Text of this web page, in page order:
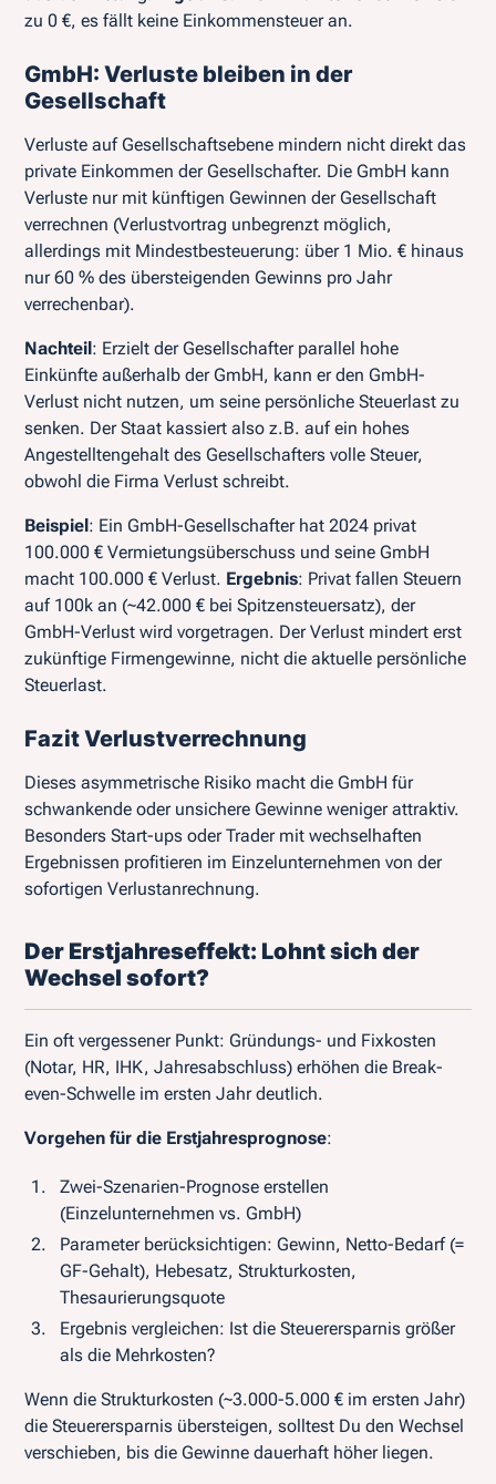
zu 0 €, es fällt keine Einkommensteuer an.
GmbH: Verluste bleiben in der
Gesellschaft
Verluste auf Gesellschaftsebene mindern nicht direkt das
private Einkommen der Gesellschafter. Die GmbH kann
Verluste nur mit künftigen Gewinnen der Gesellschaft
verrechnen (Verlustvortrag unbegrenzt möglich,
allerdings mit Mindestbesteuerung: über 1 Mio. € hinaus
nur 60 % des übersteigenden Gewinns pro Jahr
verrechenbar).
Nachteil: Erzielt der Gesellschafter parallel hohe
Einkünfte außerhalb der GmbH, kann er den GmbH-
Verlust nicht nutzen, um seine persönliche Steuerlast zu
senken. Der Staat kassiert also z.B. auf ein hohes
Angestelltengehalt des Gesellschafters volle Steuer,
obwohl die Firma Verlust schreibt.
Beispiel: Ein GmbH-Gesellschafter hat 2024 privat
100.000 € Vermietungsüberschuss und seine GmbH
macht 100.000 € Verlust. Ergebnis: Privat fallen Steuern
auf 100k an (~42.000 € bei Spitzensteuersatz), der
GmbH-Verlust wird vorgetragen. Der Verlust mindert erst
zukünftige Firmengewinne, nicht die aktuelle persönliche
Steuerlast.
Fazit Verlustverrechnung
Dieses asymmetrische Risiko macht die GmbH für
schwankende oder unsichere Gewinne weniger attraktiv.
Besonders Start-ups oder Trader mit wechselhaften
Ergebnissen profitieren im Einzelunternehmen von der
sofortigen Verlustanrechnung.
Der Erstjahreseffekt: Lohnt sich der
Wechsel sofort?
Ein oft vergessener Punkt: Gründungs- und Fixkosten
(Notar, HR, IHK, Jahresabschluss) erhöhen die Break-
even-Schwelle im ersten Jahr deutlich.
Vorgehen für die Erstjahresprognose:
Zwei-Szenarien-Prognose erstellen
(Einzelunternehmen vs. GmbH)
Parameter berücksichtigen: Gewinn, Netto-Bedarf (=
GF-Gehalt), Hebesatz, Strukturkosten,
Thesaurierungsquote
Ergebnis vergleichen: Ist die Steuerersparnis größer
als die Mehrkosten?
Wenn die Strukturkosten (~3.000-5.000 € im ersten Jahr)
die Steuerersparnis übersteigen, solltest Du den Wechsel
verschieben, bis die Gewinne dauerhaft höher liegen.